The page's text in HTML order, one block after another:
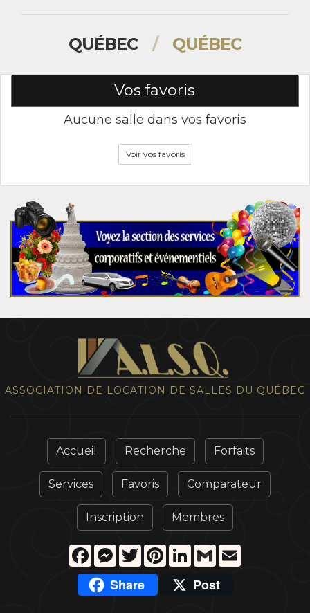
QUÉBEC / QUÉBEC
Vos favoris
Aucune salle dans vos favoris
Voir vos favoris
ASSOCIATION DE LOCATION DE SALLES DU QUÉBEC
Accueil Recherche Forfaits
Services Favoris Comparateur
Inscription Membres
FacebookMessenger
TwitterPinterestLinkedIn
Gmail
Share Post